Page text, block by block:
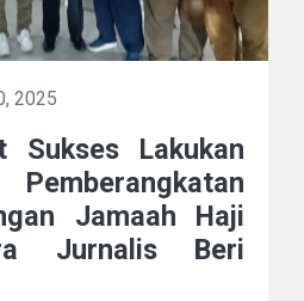
2025
Sukses Lakukan
Pemberangkatan
Jamaah Haji
Jurnalis Beri